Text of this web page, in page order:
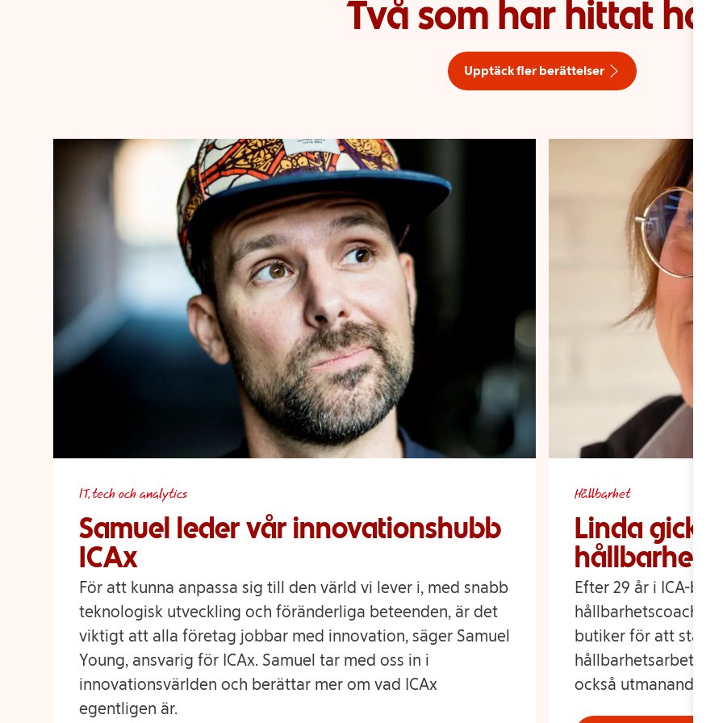
Två som har hittat
Upptäck fler berättelser
IT, tech och analytics
Samuel leder vår innovationshubb
ICAx
För att kunna anpassa sig till den värld vi lever i, med snabb
teknologisk utveckling och föränderliga beteenden, är det
viktigt att alla företag jobbar med innovation, säger Samuel
Young, ansvarig för ICAx. Samuel tar med oss in i
innovationsvärlden och berättar mer om vad ICAx
egentligen är.
Hållbarhet
Linda gick
Efter 29 år i ICA-
hållbarhetscoach
butiker för att
hållbarhetsarbete,
också utmanande.